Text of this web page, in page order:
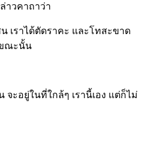
าวคาถาว่า
เราได้ตัดราคะ และโทสะขาด
ขณะนั้น
ะอยู่ในที่ใกล้ๆ เรานี้เอง แต่ก็ไม่